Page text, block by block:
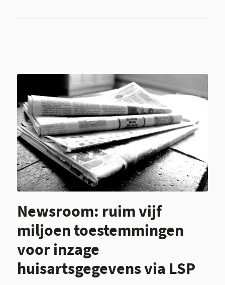
Newsroom: ruim vijf
miljoen toestemmingen
voor inzage
huisartsgegevens via LSP